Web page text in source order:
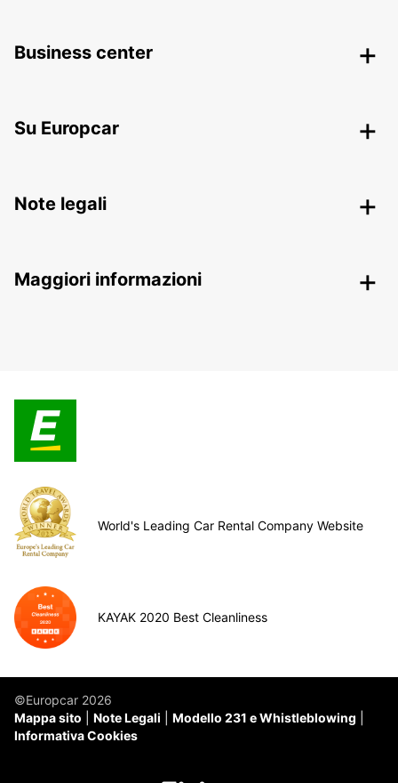
Business center
Su Europcar
Note legali
Maggiori informazioni
World's Leading Car Rental Company Website
KAYAK 2020 Best Cleanliness
©Europcar 2026
Mappa sito
Note Legali
Modello 231 e Whistleblowing
Informativa Cookies